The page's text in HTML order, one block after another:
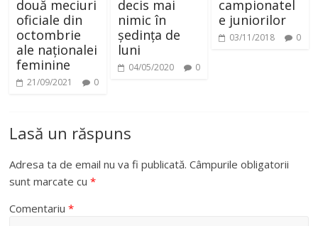
două meciuri
oficiale din
octombrie
ale naționalei
feminine
21/09/2021 0
decis mai
nimic în
ședința de
luni
04/05/2020 0
campionatel
e juniorilor
03/11/2018 0
Lasă un răspuns
Adresa ta de email nu va fi publicată. Câmpurile obligatorii
sunt marcate cu*
Comentariu*